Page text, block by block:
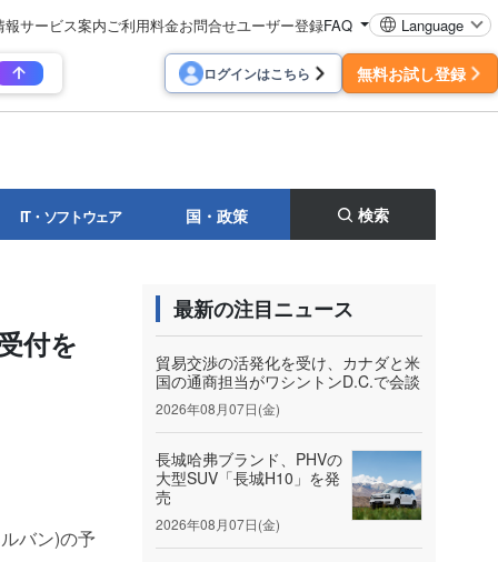
報サービス案内 ご利用料金お問合せユーザー登録FAQ Language
ログインはこちら 無料お試し登録
IT・ソフトウェア 国・政策 検索
付を
バン)の予
最新の注目ニュース
貿易交渉の活発化を受け、カナダと米
国の通商担当がワシントンD.C.で会談
2026年08月07日(金)
長城哈弗ブランド、PHVの
大型SUV「長城H10」を発
売
2026年08月07日(金)